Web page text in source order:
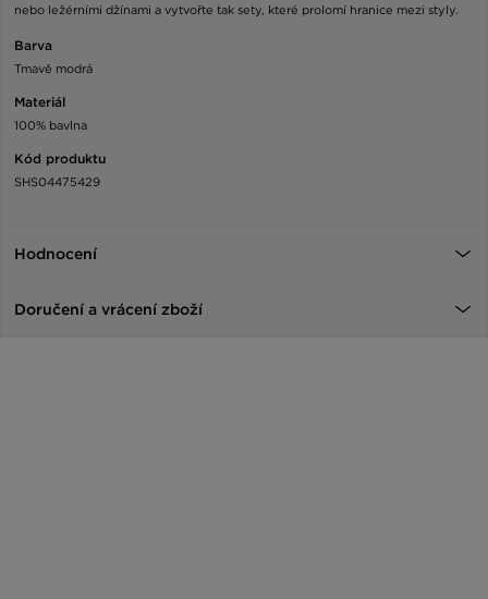
nebo ležérními džínami a vytvořte tak sety, které prolomí hranice mezi styly.
Barva
Tmavě modrá
Materiál
100% bavlna
Kód produktu
SHS04475429
Hodnocení
Doručení a vrácení zboží